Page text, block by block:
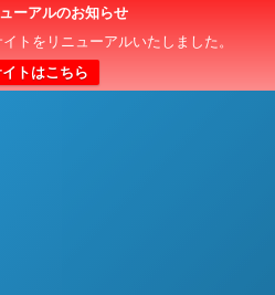
ーアルのお知らせ
トをリニューアルいたしました。
トはこちら
カー選手権（U-15）大会